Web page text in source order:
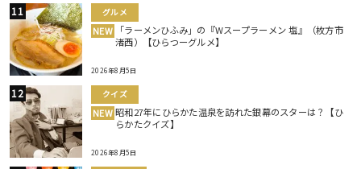
グルメ
NEW
「ラーメンひふみ」の『Wスープラーメン 塩』（枚方市
渚西）【ひらつーグルメ】
2026年8月5日
クイズ
NEW 昭和27年にひらかた温泉を訪れた銀幕のスターは？【ひ
らかたクイズ】
2026年8月5日